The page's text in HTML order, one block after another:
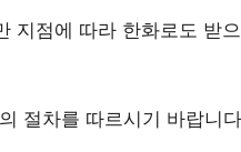
지점에 따라 한화로도 받
절차를 따르시기 바랍니